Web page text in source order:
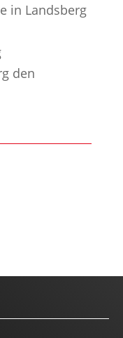
in Landsberg
den